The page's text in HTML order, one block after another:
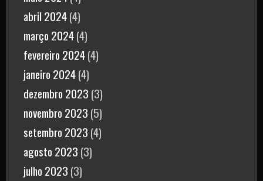
abril 2024(4)
março 2024(4)
fevereiro 2024(4)
janeiro 2024(4)
dezembro 2023 (3)
novembro 2023 (5)
setembro 2023 (4)
agosto 2023 (3)
julho 2023 (3)